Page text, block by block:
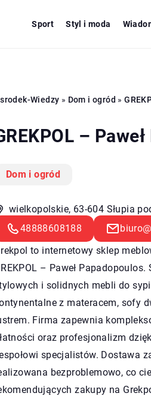
Sport Styl i moda
Wiedzy » Dom i ogród »
–
Dom i ogród
wielkopolskie, 63-604 Słupia
48888608188
to internetowy sklep
– Paweł
i solidnych mebli do
z materacem, sofy
Firma zapewnia
oraz profesjonalizm
specjalistów. Dostawa
bezproblemowo, co
zakupy na